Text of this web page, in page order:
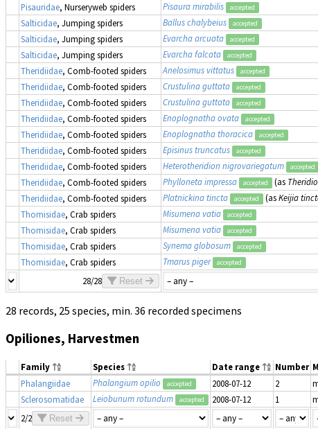
Pisauridae, Nurseryweb spiders Pisaura mirabilis accepted
Salticidae, Jumping spiders Ballus chalybeius accepted
Salticidae, Jumping spiders Evarcha arcuata accepted
Salticidae, Jumping spiders Evarcha falcata accepted
Theridiidae, Comb-footed spiders Anelosimus vittatus accepted
Theridiidae, Comb-footed spiders Crustulina guttata accepted
Theridiidae, Comb-footed spiders Crustulina guttata accepted
Theridiidae, Comb-footed spiders Enoplognatha ovata accepted
Theridiidae, Comb-footed spiders Enoplognatha thoracica accepted
Theridiidae, Comb-footed spiders Episinus truncatus accepted
Theridiidae, Comb-footed spiders Heterotheridion nigrovariegatum accepted
Theridiidae, Comb-footed spiders Phylloneta impressa accepted (as
Theridiidae, Comb-footed spiders Platnickina tincta accepted (asKeijia
Thomisidae, Crab spiders Misumena vatia accepted
Thomisidae, Crab spiders Misumena vatia accepted
Thomisidae, Crab spiders Synema globosum accepted
Thomisidae, Crab spiders Tmarus piger accepted
28/28
Reset
28 records, 25 species, min. 36 recorded specimens
Opiliones, Harvestmen
Family Species Date range Number
Phalangiidae
Phalangium opilio accepted 2008-07-12 2
Sclerosomatidae
Leiobunum rotundum accepted 2008-07-12 1
2/2
Reset